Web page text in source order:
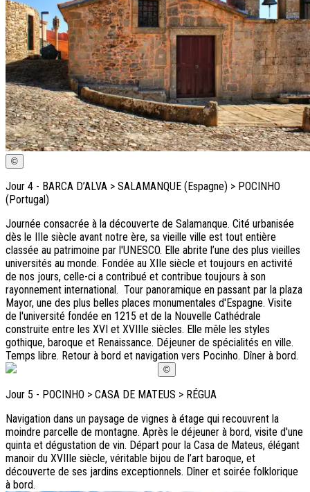
©
Jour 4 - BARCA D’ALVA > SALAMANQUE (Espagne) > POCINHO
(Portugal)
Journée consacrée à la découverte de Salamanque. Cité urbanisée
dès le IIIe siècle avant notre ère, sa vieille ville est tout entière
classée au patrimoine par l'UNESCO. Elle abrite l’une des plus vieilles
universités au monde. Fondée au XIIe siècle et toujours en activité
de nos jours, celle-ci a contribué et contribue toujours à son
rayonnement international. Tour panoramique en passant par la plaza
Mayor, une des plus belles places monumentales d'Espagne. Visite
de l'université fondée en 1215 et de la Nouvelle Cathédrale
construite entre les XVI et XVIIIe siècles. Elle mêle les styles
gothique, baroque et Renaissance. Déjeuner de spécialités en ville.
Temps libre. Retour à bord et navigation vers Pocinho. Dîner à bord.
©
Jour 5 - POCINHO > CASA DE MATEUS > RÉGUA
Navigation dans un paysage de vignes à étage qui recouvrent la
moindre parcelle de montagne. Après le déjeuner à bord, visite d'une
quinta et dégustation de vin. Départ pour la Casa de Mateus, élégant
manoir du XVIIIe siècle, véritable bijou de l’art baroque, et
découverte de ses jardins exceptionnels. Dîner et soirée folklorique
à bord.